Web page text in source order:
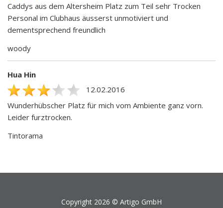
Caddys aus dem Altersheim Platz zum Teil sehr Trocken
Personal im Clubhaus äusserst unmotiviert und
dementsprechend freundlich
woody
Hua Hin
12.02.2016
Wunderhübscher Platz für mich vom Ambiente ganz vorn.
Leider furztrocken.
Tintorama
Copyright 2026 © Artigo GmbH